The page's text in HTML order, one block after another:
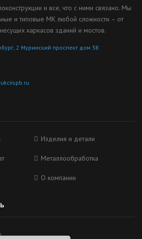
и все, что с ними связано. Мы
и типовые МК любой сложности – от
каркасов зданий и мостов.
2 Муринский проспект дом 38
Изделия и детали
Металлообработка
О компании